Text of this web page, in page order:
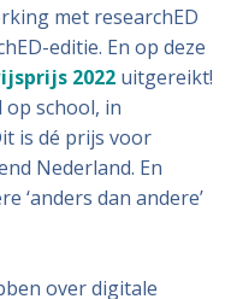
met researchED
editie. En op deze
2022 uitgereikt!
op school, in
is dé prijs voor
Nederland. En
‘anders dan andere’
over digitale